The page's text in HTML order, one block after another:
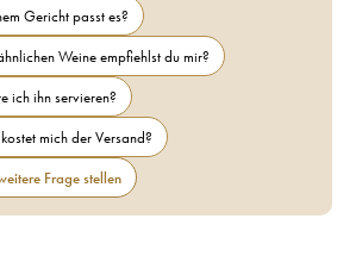
Gericht passt es?
Weine empfiehlst du mir?
ich ihn servieren?
mich der Versand?
Frage stellen